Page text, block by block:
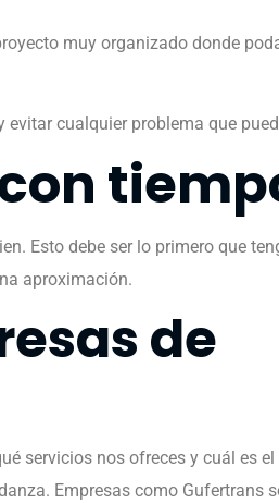
muy organizado donde
cualquier problema que
Esto debe ser lo primero que
aproximación.
de
servicios nos ofreces y cuál es el
Empresas como Gufertrans